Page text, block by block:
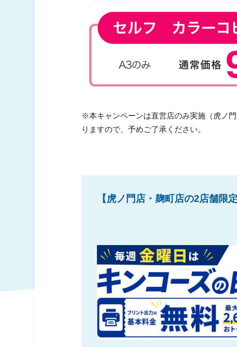
※本キャンペーンは直営店のみ実施（虎ノ
りますので、予めご了承ください。
【虎ノ門店・麹町店の2店舗限